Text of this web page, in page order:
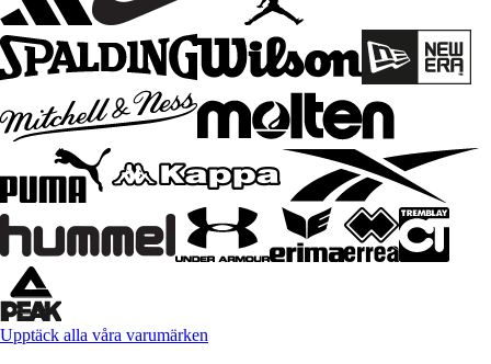
Upptäck alla våra varumärken